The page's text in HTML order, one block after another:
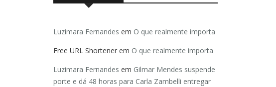
Luzimara Fernandes em O que realmente importa
Free URL Shortener em O que realmente importa
Luzimara Fernandes em Gilmar Mendes suspende
porte e dá 48 horas para Carla Zambelli entregar